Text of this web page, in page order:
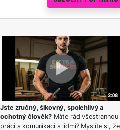
Jste zručný, šikovný, spolehlivý a
ochotný člověk? Máte rád všestrannou
práci a komunikaci s lidmi? Myslíte si, že